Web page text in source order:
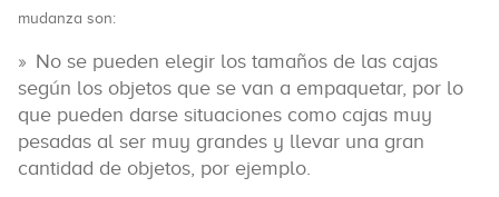
mudanza son:
No se pueden elegir los tamaños de las cajas
según los objetos que se van a empaquetar, por lo
que pueden darse situaciones como cajas muy
pesadas al ser muy grandes y llevar una gran
cantidad de objetos, por ejemplo.